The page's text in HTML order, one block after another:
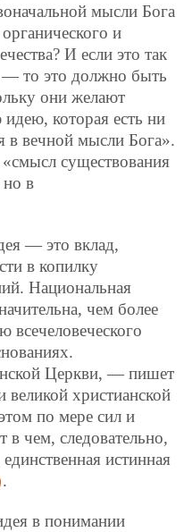
мысли Бога
и
И если это так
то это должно быть
они желают
которая есть ни
в вечной мысли Бога».
существования
но в
— это вклад,
в копилку
Национальная
чем более
всечеловеческого
Церкви, — пишет
христианской
по мере сил и
в чем, следовательно,
истинная
.
в понимании